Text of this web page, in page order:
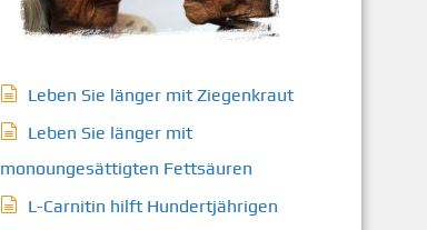
Leben Sie länger mit Ziegenkraut
Leben Sie länger mit
monoungesättigten Fettsäuren
L-Carnitin hilft Hundertjährigen